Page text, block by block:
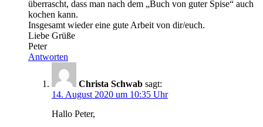
überrascht, dass man nach dem „Buch von guter Spise“ auch
kochen kann.
Insgesamt wieder eine gute Arbeit von dir/euch.
Liebe Grüße
Peter
Antworten
Christa Schwab sagt:
14. August 2020 um 10:35 Uhr
Hallo Peter,